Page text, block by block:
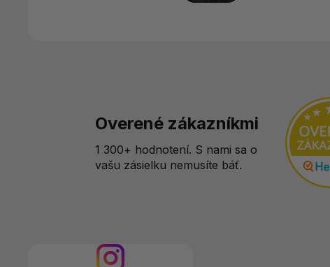
Overené zákazníkmi
1 300+ hodnotení. S nami sa o
vašu zásielku nemusíte báť.